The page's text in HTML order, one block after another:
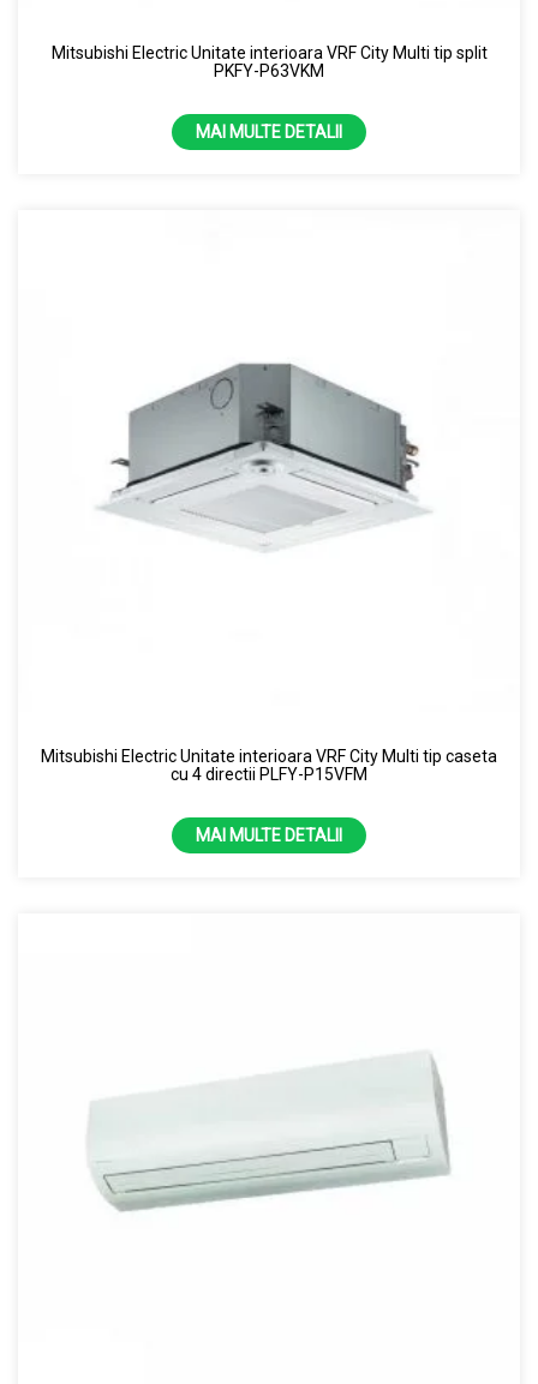
Mitsubishi Electric Unitate interioara VRF City Multi tip split
PKFY-P63VKM
MAI MULTE DETALII
Mitsubishi Electric Unitate interioara VRF City Multi tip caseta
cu 4 directii PLFY-P15VFM
MAI MULTE DETALII